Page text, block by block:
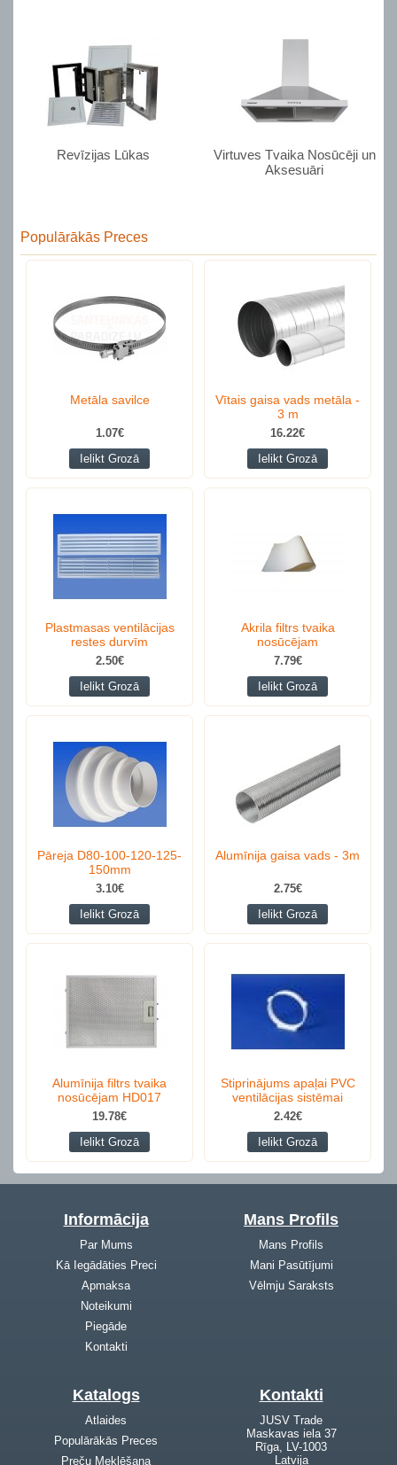
Revīzijas Lūkas
Virtuves Tvaika Nosūcēji un
Aksesuāri
Populārākās Preces
Metāla savilce
1.07€
Ielikt Grozā
Vītais gaisa vads metāla -
3 m
16.22€
Ielikt Grozā
Plastmasas ventilācijas
restes durvīm
2.50€
Ielikt Grozā
Akrila filtrs tvaika
nosūcējam
7.79€
Ielikt Grozā
Pāreja D80-100-120-125-
150mm
3.10€
Ielikt Grozā
Alumīnija gaisa vads - 3m
2.75€
Ielikt Grozā
Alumīnija filtrs tvaika
nosūcējam HD017
19.78€
Ielikt Grozā
Stiprinājums apaļai PVC
ventilācijas sistēmai
2.42€
Ielikt Grozā
Informācija
Par Mums
Kā Iegādāties Preci
Apmaksa
Noteikumi
Piegāde
Kontakti
Mans Profils
Mans Profils
Mani Pasūtījumi
Vēlmju Saraksts
Katalogs
Atlaides
Populārākās Preces
Preču Meklēšana
Kontakti
JUSV Trade
Maskavas iela 37
Rīga, LV-1003
Latvija